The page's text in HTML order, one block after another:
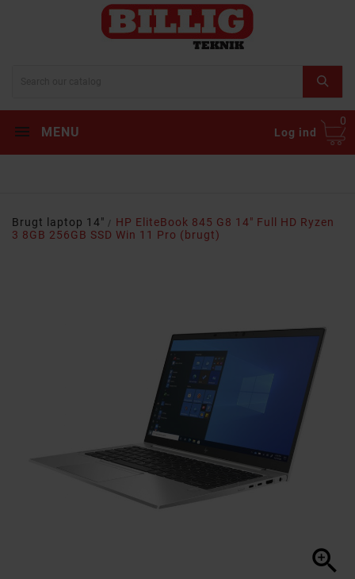
MENU Log ind
0
Brugt laptop 14"
HP EliteBook 845 G8 14" Full HD Ryzen
3 8GB 256GB SSD Win 11 Pro (brugt)
